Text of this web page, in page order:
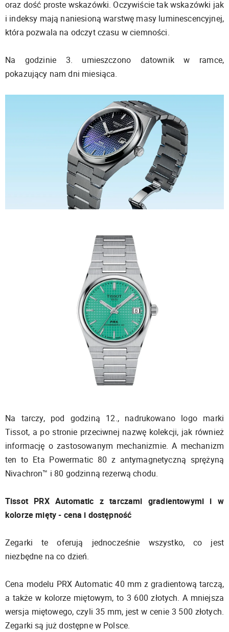
oraz dość proste wskazówki. Oczywiście tak wskazówki jak
i indeksy mają naniesioną warstwę masy luminescencyjnej,
która pozwala na odczyt czasu w ciemności.
Na godzinie 3. umieszczono datownik w ramce,
pokazujący nam dni miesiąca.
Na tarczy, pod godziną 12., nadrukowano logo marki
Tissot, a po stronie przeciwnej nazwę kolekcji, jak również
informację o zastosowanym mechanizmie. A mechanizm
ten to Eta Powermatic 80 z antymagnetyczną sprężyną
Nivachron™ i 80 godzinną rezerwą chodu.
Tissot PRX Automatic z tarczami gradientowymi i w
kolorze mięty - cena i dostępność
Zegarki te oferują jednocześnie wszystko, co jest
niezbędne na co dzień.
Cena modelu PRX Automatic 40 mm z gradientową tarczą,
a także w kolorze miętowym, to 3 600 złotych. A mniejsza
wersja miętowego, czyli 35 mm, jest w cenie 3 500 złotych.
Zegarki są już dostępne w Polsce.